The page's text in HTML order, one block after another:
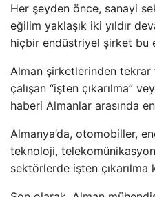
Her şeyden önce, sanayi
eğilim yaklaşık iki yıldır
hiçbir endüstriyel şirket bu
Alman şirketlerinden tekrar
çalışan “işten çıkarılma”
haberi Almanlar arasında
Almanya’da, otomobiller,
teknoloji,
sektörlerde işten çıkarılma